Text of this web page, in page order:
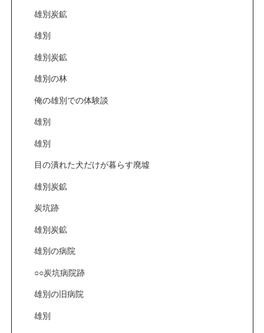
雄別炭鉱
雄別
雄別炭鉱
雄別の林
俺の雄別での体験談
雄別
雄別
目の潰れた犬だけが暮らす廃墟
雄別炭鉱
炭坑跡
雄別炭鉱
雄別の病院
○○炭坑病院跡
雄別の旧病院
雄別